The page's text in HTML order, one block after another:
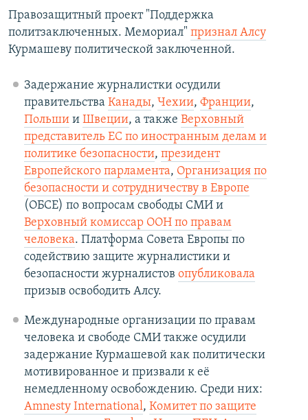
Правозащитный проект "Поддержка
политзаключенных. Мемориал" признал Алсу
Курмашеву политической заключенной.
Задержание журналистки осудили
правительства Канады, Чехии, Франции,
Польшии Швеции, а также Верховный
представитель ЕС по иностранным делам и
политике безопасности, президент
Европейского парламента, Организация по
безопасности и сотрудничеству в Европе
(ОБСЕ) по вопросам свободы СМИ и
Верховный комиссар ООН по правам
человека. Платформа Совета Европы по
содействию защите журналистики и
безопасности журналистов опубликовала
призыв освободить Алсу.
Международные организации по правам
человека и свободе СМИ также осудили
задержание Курмашевой как политически
мотивированное и призвали к её
немедленному освобождению. Среди них:
Amnesty International, Комитет по защите